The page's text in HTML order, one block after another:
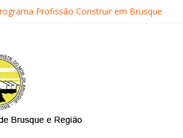
Profissão Construir em Brusque
a direção da Nova Central Sindical de SC
dos atendimentos